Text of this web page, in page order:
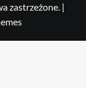
zastrzeżone. |